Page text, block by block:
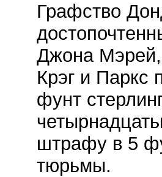
Графство
Джона
Крэг и Паркс
фунт
штрафу в 5
тюрьмы.